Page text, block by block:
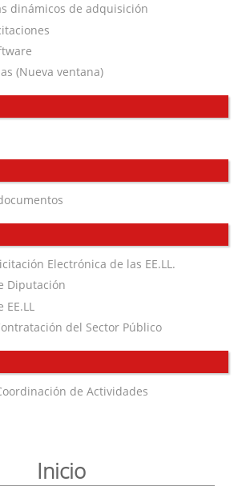
dinámicos de adquisición
(Nueva ventana)
Electrónica de las EE.LL.
Diputación
del Sector Público
de Actividades
Inicio